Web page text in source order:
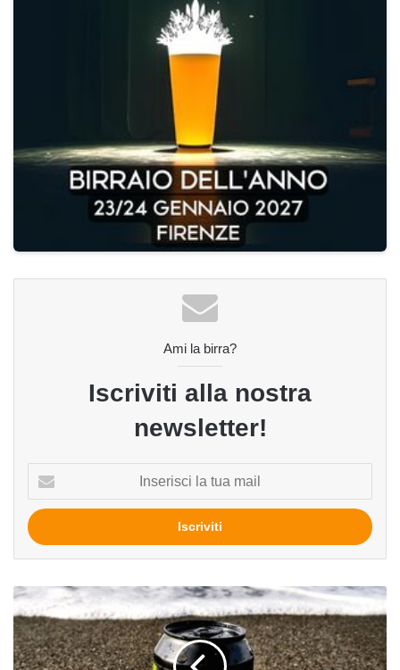
Ami la birra?
Iscriviti alla nostra
newsletter!
tua
mail
Overlap
di
Manerba
Brewery